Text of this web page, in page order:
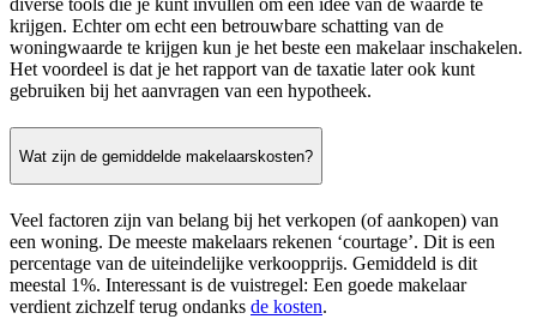
diverse tools die je kunt invullen om een idee van de waarde te
krijgen. Echter om echt een betrouwbare schatting van de
woningwaarde te krijgen kun je het beste een makelaar inschakelen.
Het voordeel is dat je het rapport van de taxatie later ook kunt
gebruiken bij het aanvragen van een hypotheek.
Wat zijn de gemiddelde makelaarskosten?
Veel factoren zijn van belang bij het verkopen (of aankopen) van
een woning. De meeste makelaars rekenen ‘courtage’. Dit is een
percentage van de uiteindelijke verkoopprijs. Gemiddeld is dit
meestal 1%. Interessant is de vuistregel: Een goede makelaar
verdient zichzelf terug ondanks de kosten.